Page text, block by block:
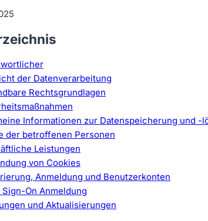
der Datenverarbeitung
Rechtsgrundlagen
Informationen zur Datenspeicherung und -
der betroffenen Personen
Leistungen
von Cookies
Anmeldung und Benutzerkonten
Sign-On Anmeldung
und Aktualisierungen